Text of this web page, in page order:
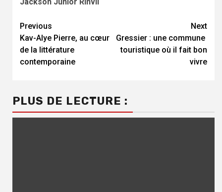
Continue
Reading
Previous
Kav-Alye Pierre, au cœur
de la littérature
contemporaine
Next
Gressier : une commune
touristique où il fait bon
vivre
PLUS DE LECTURE :